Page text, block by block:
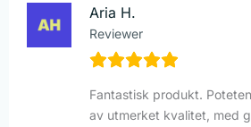
Aria H.
Reviewer
Fantastisk produkt.
av utmerket kvalitet, med